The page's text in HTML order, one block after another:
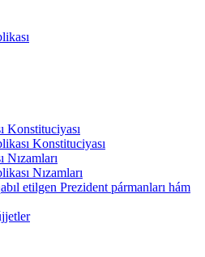
Konstituciyası
Konstituciyası
Nızamları
Nızamları
etilgen Prezident pármanları hám